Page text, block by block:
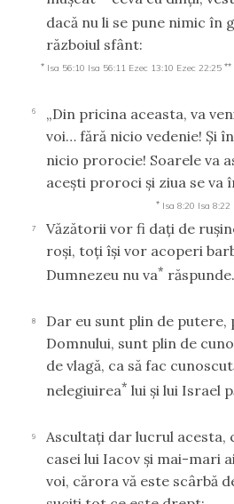
dacă nu li se pune nimic în
războiul sfânt:
* Isa 56:10 Isa 56:11 Ezec 13:10 Ezec 22:25 **
6 „Din pricina aceasta, va
voi… fără nicio vedenie! Şi
nicio prorocie! Soarele va
aceşti proroci şi ziua se va
* Isa 8:20 Isa 8:22
7
Văzătorii vor fi daţi de
roşi, toţi îşi vor acoperi
Dumnezeu nu va*
8
Dar eu sunt plin de putere,
Domnului, sunt plin de
de vlagă, ca să fac
nelegiuirea* lui şi lui Israel
9
Ascultaţi dar lucrul acesta,
casei lui Iacov şi mai-mari
voi, cărora vă este scârbă